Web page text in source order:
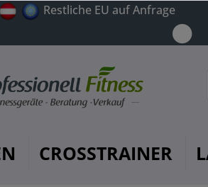
Restliche EU auf Anfrage
CROSSTRAINER